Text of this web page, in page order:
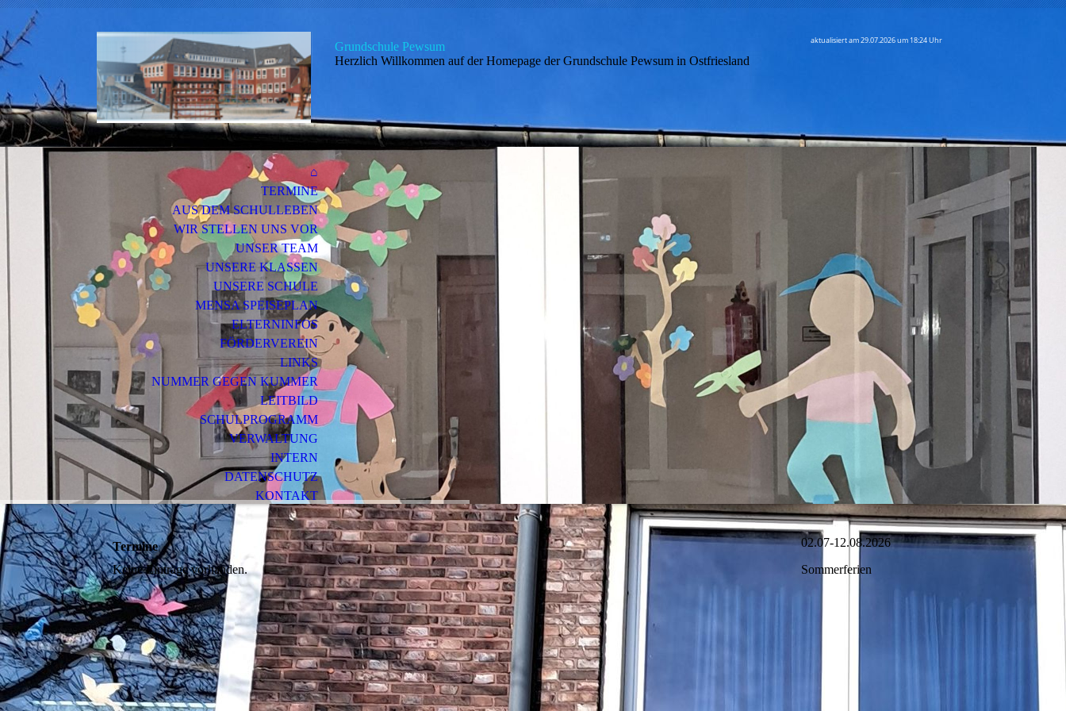
Grundschule Pewsum
Herzlich Willkommen auf der Homepage der Grundschule Pewsum in Ostfriesland
aktualisiert am 29.07.2026 um 18:24 Uhr
⌂
TERMINE
AUS DEM SCHULLEBEN
WIR STELLEN UNS VOR
UNSER TEAM
UNSERE KLASSEN
UNSERE SCHULE
MENSA SPEISEPLAN
ELTERNINFOS
FÖRDERVEREIN
LINKS
NUMMER GEGEN KUMMER
LEITBILD
SCHULPROGRAMM
VERWALTUNG
INTERN
DATENSCHUTZ
KONTAKT
IMPRESSUM
Termine
Keine Einträge vorhanden.
02.07-12.08.2026
Sommerferien